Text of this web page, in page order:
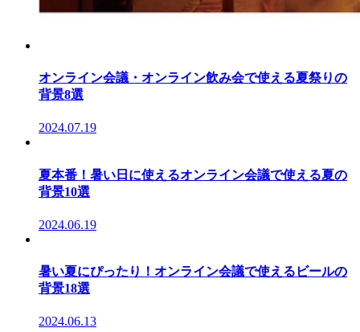
オンライン会議・オンライン飲み会で使える夏祭りの
背景8選
2024.07.19
夏本番！暑い日に使えるオンライン会議で使える夏の
背景10選
2024.06.19
暑い夏にぴったり！オンライン会議で使えるビールの
背景18選
2024.06.13